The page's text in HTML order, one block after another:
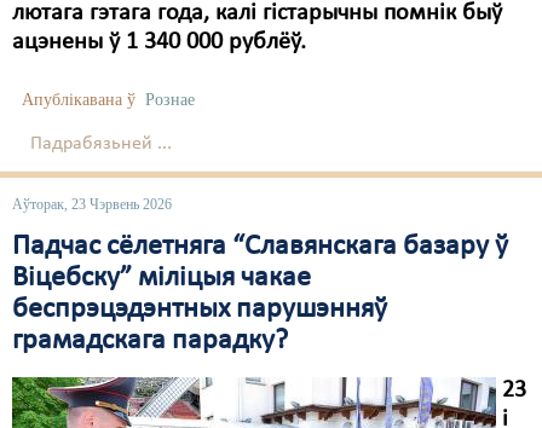
лютага гэтага года, калі гістарычны помнік быў
ацэнены ў 1 340 000 рублёў.
Апублікавана ў Рознае
Падрабязьней ...
Аўторак, 23 Чэрвень 2026
Падчас сёлетняга “Славянскага базару ў
Віцебску” міліцыя чакае
беспрэцэдэнтных парушэнняў
грамадскага парадку?
23
і